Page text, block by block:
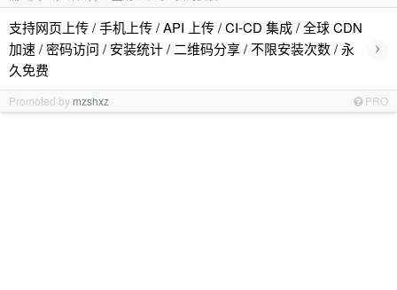
支持网页上传 / 手机上传 / API 上传 / CI-CD 集成 / 全球 CDN
加速 / 密码访问 / 安装统计 / 二维码分享 / 不限安装次数 / 永
久免费
›
Promoted by mzshxz PRO